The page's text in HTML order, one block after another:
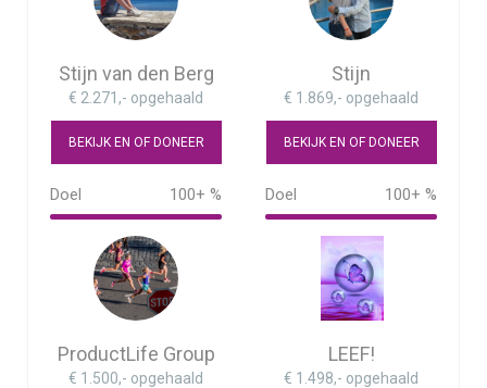
Stijn van den Berg
€ 2.271,- opgehaald
BEKIJK EN OF DONEER
Doel 100+ %
114%
Stijn
€ 1.869,- opgehaald
BEKIJK EN OF DONEER
Doel 100+ %
ProductLife Group
€ 1.500,- opgehaald
LEEF!
€ 1.498,- opgehaald